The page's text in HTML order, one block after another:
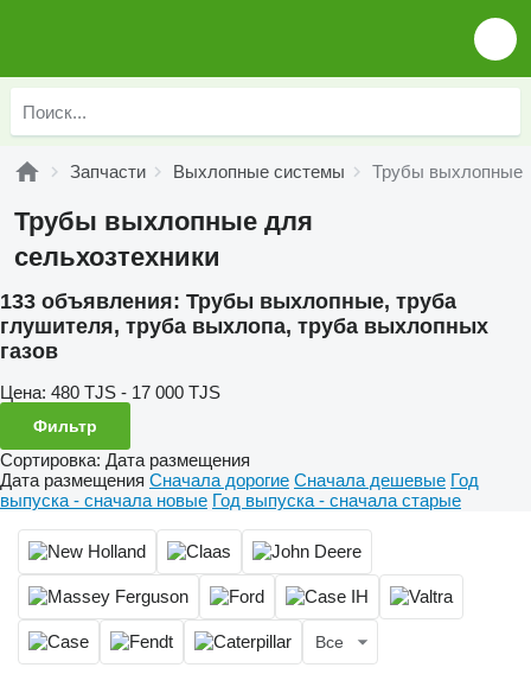
Запчасти Выхлопные системы Трубы выхлопные
Трубы выхлопные для
сельхозтехники
133 объявления: Трубы выхлопные, труба
глушителя, труба выхлопа, труба выхлопных
газов
Цена: 480 TJS - 17 000 TJS
Фильтр
Сортировка: Дата размещения
Дата размещения Сначала дорогие Сначала дешевые Год
выпуска - сначала новые Год выпуска - сначала старые
Все